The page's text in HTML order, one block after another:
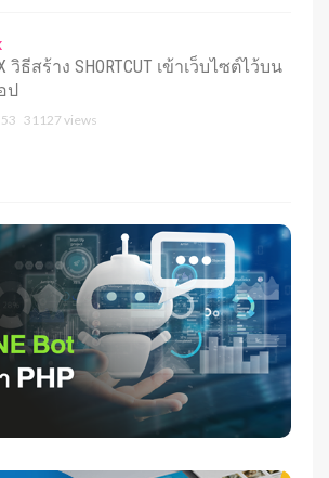
วิธีสร้าง SHORTCUT เข้าเว็บไซต์ไว้บน
ป
31127 views